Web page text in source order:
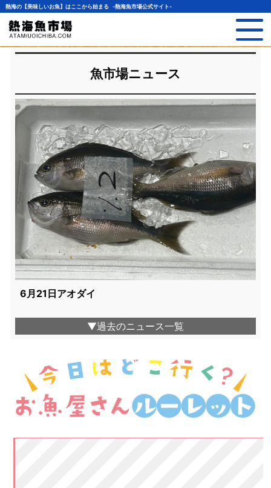
熱海の【美味しいお魚】はここから始まる -熱海魚市場公式サイト-
魚市場ニュース
6月21日アオダイ
▼過去のニュース一覧